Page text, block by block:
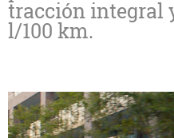
tracción integral
l/100 km.